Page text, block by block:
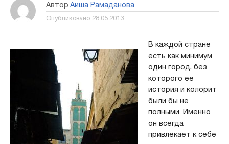
Автор Аиша Рамаданова
Опубликовано 28.05.2013
В каждой стране
есть как минимум
один город, без
которого ее
история и колорит
были бы не
полными. Именно
он всегда
привлекает к себе